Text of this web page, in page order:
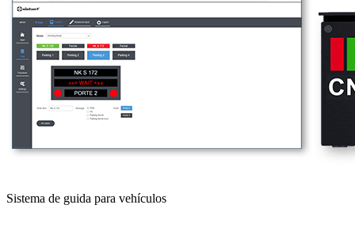
Sistema de guida para vehículos